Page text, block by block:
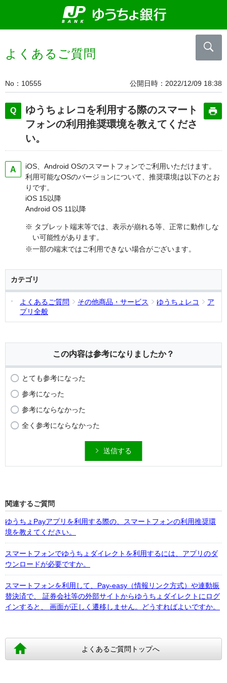
よくあるご質問
No 10555 公開日時 2022/12/09 18:38
ゆうちょレコを利用する際のスマート
フォンの利用推奨環境を教えてくださ
い。
iOS、Android OSのスマートフォンでご利用いただけます。
利用可能なOSのバージョンについて、推奨環境は以下のとお
りです。
iOS 15以降
Android OS 11以降
※ タブレット端末等では、表示が崩れる等、正常に動作しな
い可能性があります。
※一部の端末ではご利用できない場合がございます。
カテゴリ
よくあるご質問 その他商品・サービス ゆうちょレコ
ア
プリ全般
この内容は参考になりましたか？
とても参考になった
参考になった
参考にならなかった
全く参考にならなかった
送信する
関連するご質問
ゆうちょPayアプリを利用する際の、スマートフォンの利用推奨環
境を教えてください。
スマートフォンでゆうちょダイレクトを利用するには、アプリのダ
ウンロードが必要ですか。
スマートフォンを利用して、Pay-easy（情報リンク方式）や連動振
替決済で、 証券会社等の外部サイトからゆうちょダイレクトにログ
インすると、 画面が正しく遷移しません。どうすればよいですか。
よくあるご質問トップへ